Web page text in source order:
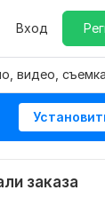
Вход
видео, съемка
заказа